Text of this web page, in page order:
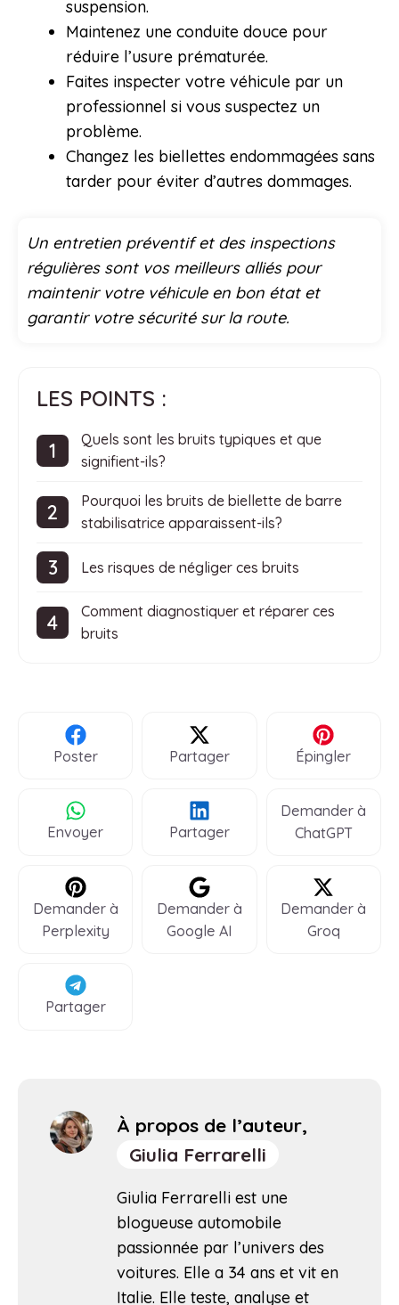
suspension.
Maintenez une conduite douce pour
réduire l’usure prématurée.
Faites inspecter votre véhicule par un
professionnel si vous suspectez un
problème.
Changez les biellettes endommagées sans
tarder pour éviter d’autres dommages.
Un entretien préventif et des inspections
régulières sont vos meilleurs alliés pour
maintenir votre véhicule en bon état et
garantir votre sécurité sur la route.
LES POINTS :
Quels sont les bruits typiques et que
signifient-ils?
Pourquoi les bruits de biellette de barre
stabilisatrice apparaissent-ils?
Les risques de négliger ces bruits
Comment diagnostiquer et réparer ces
bruits
Poster Partager Épingler
Envoyer Partager
Demander à
ChatGPT
Demander à
Perplexity
Demander à
Google AI
Demander à
Groq
Partager
À propos de l’auteur,
Giulia Ferrarelli
Giulia Ferrarelli est une
blogueuse automobile
passionnée par l’univers des
voitures. Elle a 34 ans et vit en
Italie. Elle teste, analyse et